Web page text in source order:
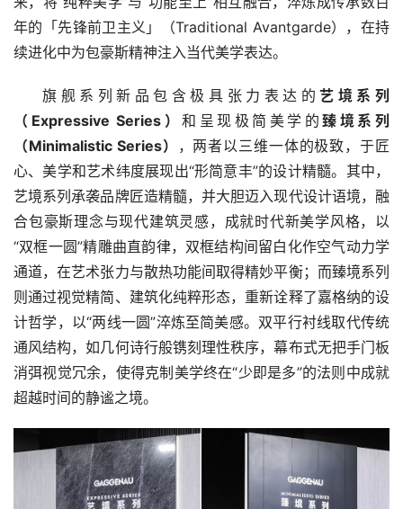
首
资
讯
平
年的「先锋前卫主义」（Traditional Avantgarde），在持
续进化中为包豪斯精神注入当代美学表达。
旗舰系列新品包含极具张力表达的艺境系列
（Expressive Series）和呈现极简美学的臻境系列
（Minimalistic Series）
，两者以三维一体的极致，于匠
心、美学和艺术纬度展现出“形简意丰”的设计精髓。其中，
艺境系列承袭品牌匠造精髓，并大胆迈入现代设计语境，融
合包豪斯理念与现代建筑灵感，成就时代新美学风格，以
“双框一圆”精雕曲直韵律，双框结构间留白化作空气动力学
通道，在艺术张力与散热功能间取得精妙平衡；而臻境系列
则通过视觉精简、建筑化纯粹形态，重新诠释了嘉格纳的设
计哲学，以“两线一圆”淬炼至简美感。双平行衬线取代传统
通风结构，如几何诗行般镌刻理性秩序，幕布式无把手门板
消弭视觉冗余，使得克制美学终在“少即是多”的法则中成就
超越时间的静谧之境。